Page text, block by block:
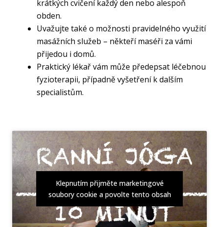
krátkých cvičení každý den nebo alespoň
obden.
Uvažujte také o možnosti pravidelného využití
masážních služeb – někteří maséři za vámi
přijedou i domů.
Praktický lékař vám může předepsat léčebnou
fyzioterapii, případně vyšetření k dalším
specialistům.
Klepnutím přijměte marketingové
soubory cookie a povolte tento obsah